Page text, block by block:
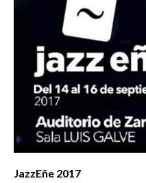
JazzEñe 2017